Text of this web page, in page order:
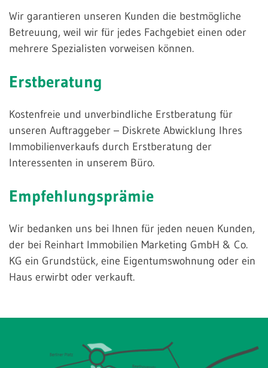
Wir garantieren unseren Kunden die bestmögliche
Betreuung, weil wir für jedes Fachgebiet einen oder
mehrere Spezialisten vorweisen können.
Erstberatung
Kostenfreie und unverbindliche Erstberatung für
unseren Auftraggeber – Diskrete Abwicklung Ihres
Immobilienverkaufs durch Erstberatung der
Interessenten in unserem Büro.
Empfehlungsprämie
Wir bedanken uns bei Ihnen für jeden neuen Kunden,
der bei Reinhart Immobilien Marketing GmbH & Co.
KG ein Grundstück, eine Eigentumswohnung oder ein
Haus erwirbt oder verkauft.